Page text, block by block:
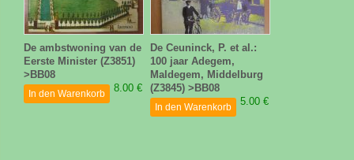
De ambstwoning van de
Eerste Minister (Z3851)
>BB08
8.00 €
In den Warenkorb
De Ceuninck, P. et al.:
100 jaar Adegem,
Maldegem, Middelburg
(Z3845) >BB08
5.00 €
In den Warenkorb